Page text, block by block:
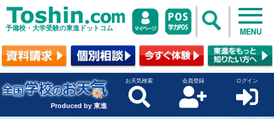
予備校・大学受験の東進ドットコム MENU
Produced by 東進
お天気検索 会員登録 ログイン